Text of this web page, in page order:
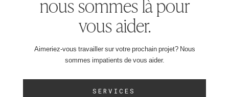
nous sommes là pour
vous aider.
Aimeriez-vous travailler sur votre prochain projet? Nous
sommes impatients de vous aider.
SERVICES